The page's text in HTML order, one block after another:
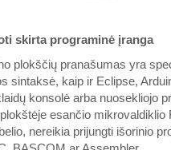
skirta programinė įranga
plokščių pranašumas yra
sintaksė, kaip ir Eclipse,
konsolė arba nuosekliojo
esančio
nereikia prijungti išorinio